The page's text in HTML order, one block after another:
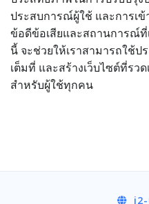
ประสบการณ์ผู้ใช้ และการเ
ข้อดีข้อเสียและสถานการณ์ที่
นี้ จะช่วยให้เราสามารถใช้ป
เต็มที่ และสร้างเว็บไซต์ที่รว
สำหรับผู้ใช้ทุกคน
i2